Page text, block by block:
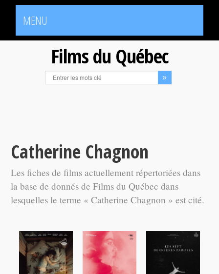
MENU
Films du Québec
Catherine Chagnon
Les fiches de films actuellement répertoriées dans
la base de donnés de Films du Québec dans
lesquelles le terme « Catherine Chagnon » est cité.